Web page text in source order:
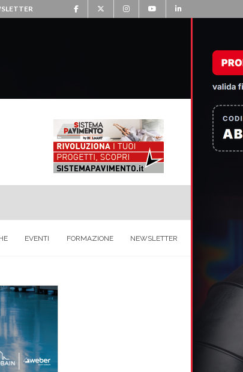
EVENTI FORMAZIONE NEWSLETTER